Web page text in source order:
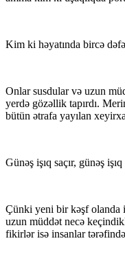
Kim ki həyatında bircə
Onlar susdular və uzun
yerdə gözəllik tapırdı.
bütün ətrafa yayılan
Günəş işıq saçır, günəş
Çünki yeni bir kəşf olanda
uzun müddət necə
fikirlər isə insanlar